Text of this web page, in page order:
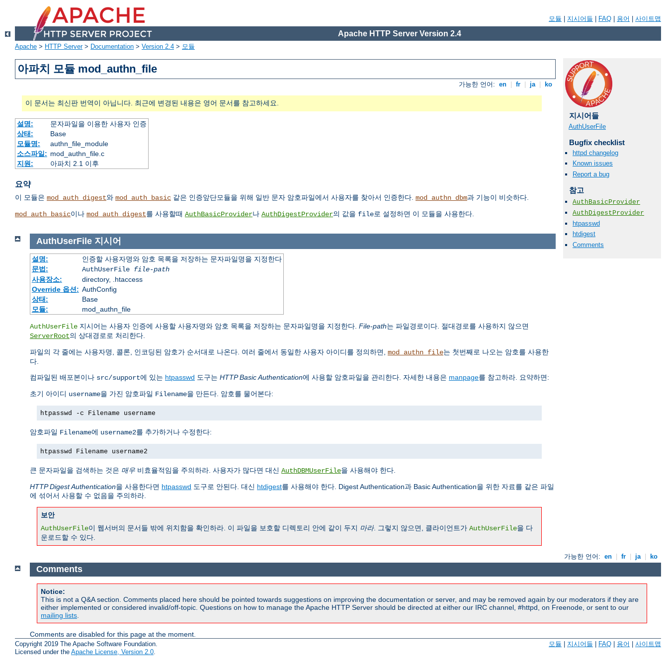
모듈 지시어들 FAQ 용어 사이트맵
Apache HTTP Server Version 2.4
Apache > HTTP Server> Documentation > Version 2.4 > 모듈
아파치 모듈 mod_authn_file
가능한 언어: en fr ja ko
이 문서는 최신판 번역이 아닙니다. 최근에 변경된 내용은 영어 문서를 참고하세요.
설명:
문자파일을 이용한 사용자 인증
상태:
Base
모듈명:
authn_file_module
소스파일: mod_authn_file.c
지원:
아파치 2.1 이후
요약
이 모듈은 mod_auth_digest와 mod_auth_basic 같은 인증앞단모듈을 위해 일반 문자 암호파일에서 사용자를 찾아서 인증한다. mod_authn_dbm과 기능이 비슷하다.
mod_auth_basic이나 mod_auth_digest를 사용할때 AuthBasicProvider나 AuthDigestProvider의 값을 file로 설정하면 이 모듈을 사용한다.
지시어들
AuthUserFile
Bugfix checklist
httpd changelog
Known issues
Report a bug
참고
AuthBasicProvider
AuthDigestProvider
htpasswd
htdigest
Comments
AuthUserFile 지시어
설명:
인증할 사용자명와 암호 목록을 저장하는 문자파일명을 지정한다
문법:
AuthUserFile file-path
사용장소:
directory, .htaccess
Override 옵션: AuthConfig
상태:
Base
모듈:
mod_authn_file
AuthUserFile 지시어는 사용자 인증에 사용할 사용자명와 암호 목록을 저장하는 문자파일명을 지정한다. File-path는 파일경로이다. 절대경로를 사용하지 않으면
ServerRoot의 상대경로로 처리한다.
파일의 각 줄에는 사용자명, 콜론, 인코딩된 암호가 순서대로 나온다. 여러 줄에서 동일한 사용자 아이디를 정의하면, mod_authn_file는 첫번째로 나오는 암호를 사용한
다.
컴파일된 배포본이나 src/support에 있는 htpasswd 도구는 HTTP Basic Authentication에 사용할 암호파일을 관리한다. 자세한 내용은 manpage를 참고하라. 요약하면:
초기 아이디 username을 가진 암호파일 Filename을 만든다. 암호를 물어본다:
htpasswd -c Filename username
암호파일 Filename에 username2를 추가하거나 수정한다:
htpasswd Filename username2
큰 문자파일을 검색하는 것은 매우 비효율적임을 주의하라. 사용자가 많다면 대신 AuthDBMUserFile을 사용해야 한다.
HTTP Digest Authentication을 사용한다면 htpasswd 도구로 안된다. 대신 htdigest를 사용해야 한다. Digest Authentication과 Basic Authentication을 위한 자료를 같은 파일
에 섞어서 사용할 수 없음을 주의하라.
보안
AuthUserFile이 웹서버의 문서들 밖에 위치함을 확인하라. 이 파일을 보호할 디렉토리 안에 같이 두지 마라. 그렇지 않으면, 클라이언트가 AuthUserFile을 다
운로드할 수 있다.
가능한 언어: en fr ja ko
Comments
Notice:
This is not a Q&A section. Comments placed here should be pointed towards suggestions on improving the documentation or server, and may be removed again by our moderators if they are
either implemented or considered invalid/off-topic. Questions on how to manage the Apache HTTP Server should be directed at either our IRC channel, #httpd, on Freenode, or sent to our
mailing lists
Comments are disabled for this page at the moment.
Copyright 2019 The Apache Software Foundation.
Licensed under the Apache License, Version 2.0
모듈 | 지시어들 | FAQ | 용어 | 사이트맵